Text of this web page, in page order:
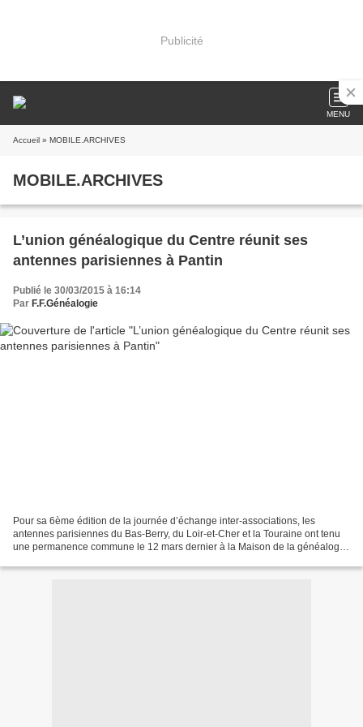
Publicité
MENU
Accueil » MOBILE.ARCHIVES
MOBILE.ARCHIVES
L’union généalogique du Centre réunit ses
antennes parisiennes à Pantin
Publié le 30/03/2015 à 16:14
Par F.F.Généalogie
Pour sa 6ème édition de la journée d’échange inter-associations, les
antennes parisiennes du Bas-Berry, du Loir-et-Cher et la Touraine ont tenu
une permanence commune le 12 mars dernier à la Maison de la généalogie